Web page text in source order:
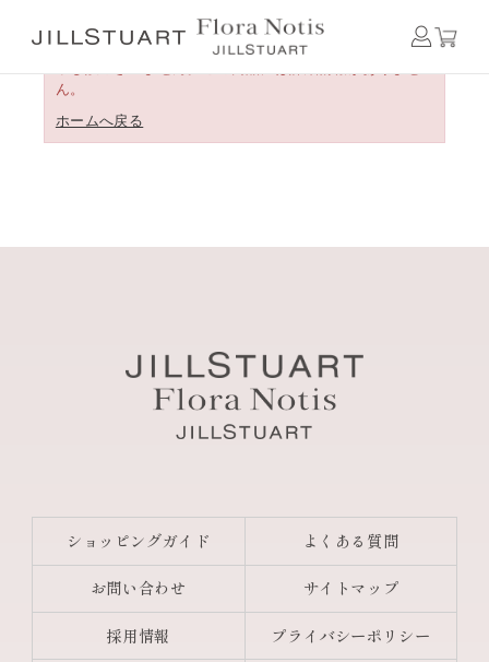
ん。
ホームへ戻る
ショッピングガイド よくある質問
お問い合わせ サイトマップ
採用情報 プライバシーポリシー